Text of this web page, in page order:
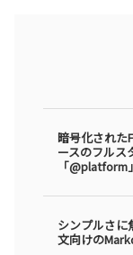
暗号化され
ースのフルス
「@platform」
シンプルさに
文向けの